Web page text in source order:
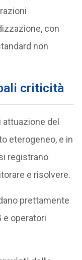
con
non
criticità
del
eterogeneo, e in
registrano
e risolvere.
prettamente
e operatori